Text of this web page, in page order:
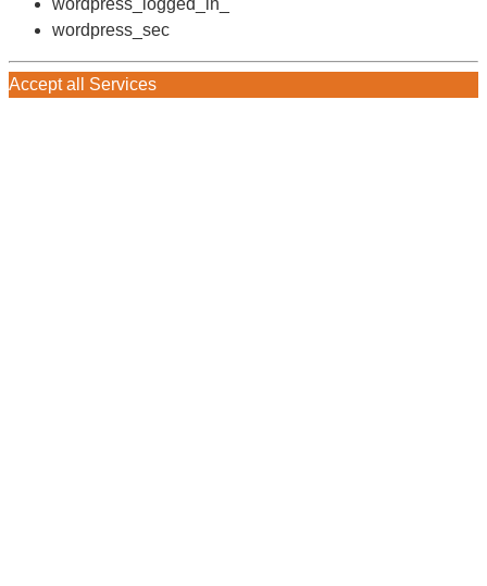
wordpress_logged_in_
wordpress_sec
Accept all Services